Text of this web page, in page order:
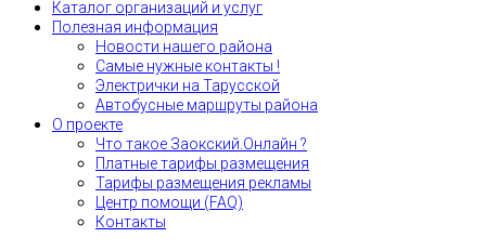
Каталог организаций и услуг
Полезная информация
Новости нашего района
Самые нужные контакты !
Электрички на Тарусской
Автобусные маршруты района
О проекте
Что такое Заокский.Онлайн ?
Платные тарифы размещения
Тарифы размещения рекламы
Центр помощи (FAQ)
Контакты